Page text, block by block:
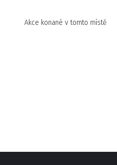
Akce konané v tomto místě